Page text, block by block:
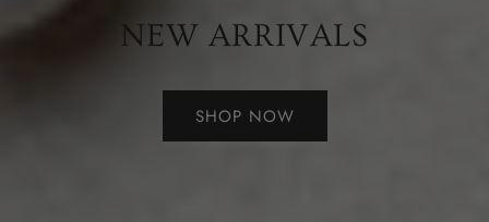
NEW ARRIVALS
SHOP NOW